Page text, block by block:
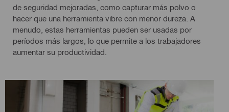
de seguridad mejoradas, como capturar más polvo o
hacer que una herramienta vibre con menor dureza. A
menudo, estas herramientas pueden ser usadas por
períodos más largos, lo que permite a los trabajadores
aumentar su productividad.